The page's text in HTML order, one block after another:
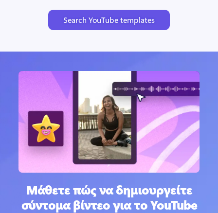
Search YouTube templates
Μάθετε πώς να δημιουργείτε
σύντομα βίντεο για το YouTube